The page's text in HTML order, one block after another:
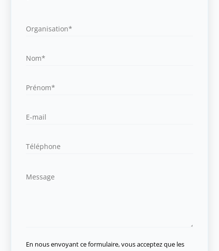
En nous envoyant ce formulaire, vous acceptez que les